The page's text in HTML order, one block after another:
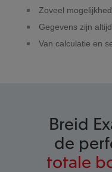
Zoveel
Gegevens zijn
Van calculatie en
Breid
de
totale